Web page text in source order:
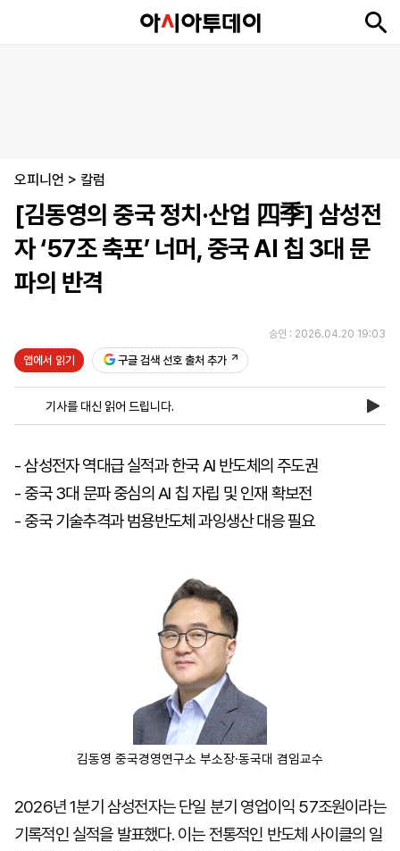
언
티
스
츠
ENGLISH
中
文
지
면
보
신
문
구
후
원
하
제
보
24
회
사
소
앱
설
치
마
켓
파
워
운
세
대
학
동
문
골
오피니언 > 칼럼
[김동영의 중국 정치·산업 四季] 삼성전
자 ‘57조 축포’ 너머, 중국 AI 칩 3대 문
파의 반격
승인 : 2026.04.20 19:03
앱에서 읽기 구글 검색 선호 출처 추가
기사를 대신 읽어 드립니다.
- 삼성전자 역대급 실적과 한국 AI 반도체의 주도권
- 중국 3대 문파 중심의 AI 칩 자립 및 인재 확보전
- 중국 기술추격과 범용반도체 과잉생산 대응 필요
김동영 중국경영연구소 부소장·동국대 겸임교수
2026년 1분기 삼성전자는 단일 분기 영업이익 57조원이라는
기록적인 실적을 발표했다. 이는 전통적인 반도체 사이클의 일